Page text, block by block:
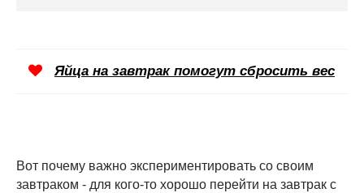
Яйца на завтрак помогут сбросить вес
Вот почему важно экспериментировать со своим
завтраком - для кого-то хорошо перейти на завтрак с